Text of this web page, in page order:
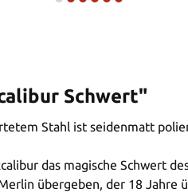
Schwert"
Stahl ist seidenmatt
das magische Schwert
übergeben, der 18